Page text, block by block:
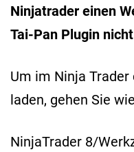
Ninjatrader einen
Tai-Pan Plugin
Um im Ninja
laden, gehen Sie
NinjaTrader 8/